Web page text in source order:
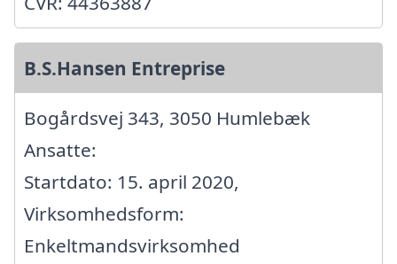
B.S.Hansen Entreprise
Bogårdsvej 343, 3050 Humlebæk
Ansatte:
Startdato: 15. april 2020,
Virksomhedsform:
Enkeltmandsvirksomhed